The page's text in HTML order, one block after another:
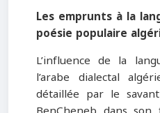
Les emprunts à la
poésie populaire
L’influence de la
l’arabe dialectal
détaillée par le